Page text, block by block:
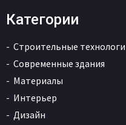
Категории
Строительные
Современные здания
Материалы
Интерьер
Дизайн